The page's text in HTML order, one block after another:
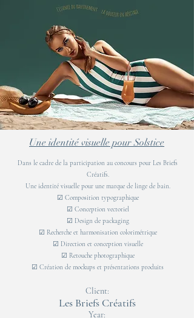
Une identité visuelle pour Solstice
Dans le cadre de la participation au concours pour Les Briefs
Créatifs.
Une identité visuelle pour une marque de linge de bain.
☑ Composition typographique
☑ Conception vectoriel
☑ Design de packaging
☑ Recherche et harmonisation colorimétrique
☑ Direction et conception visuelle
☑ Retouche photographique
☑ Création de mockups et présentations produits
Client:
Les Briefs Créatifs
Year: